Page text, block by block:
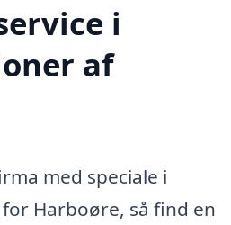
i
af
med speciale i
Harboøre, så find en